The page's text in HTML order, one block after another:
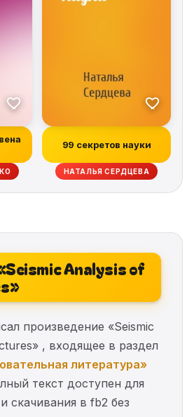
99 секретов науки
НАТАЛЬЯ СЕРДЦЕВА
Analysis of
произведение «Seismic
, входящее в раздел
литература»
текст доступен для
скачивания в fb2 без